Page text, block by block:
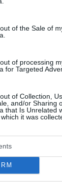
to Google and
specified
of the Sale of
of processing
for Targeted
of Collection,
and/or Sharing
that Is Unrelated
it was
μέρει, σε
και στο
Υπηρεσίας
και
η
Οι
για μια
που